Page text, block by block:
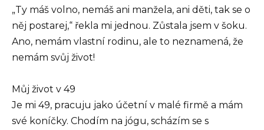
„Ty máš volno, nemáš ani manžela, ani děti, tak se o
něj postarej,“ řekla mi jednou. Zůstala jsem v šoku.
Ano, nemám vlastní rodinu, ale to neznamená, že
nemám svůj život!
Můj život v 49
Je mi 49, pracuju jako účetní v malé firmě a mám
své koníčky. Chodím na jógu, scházím se s